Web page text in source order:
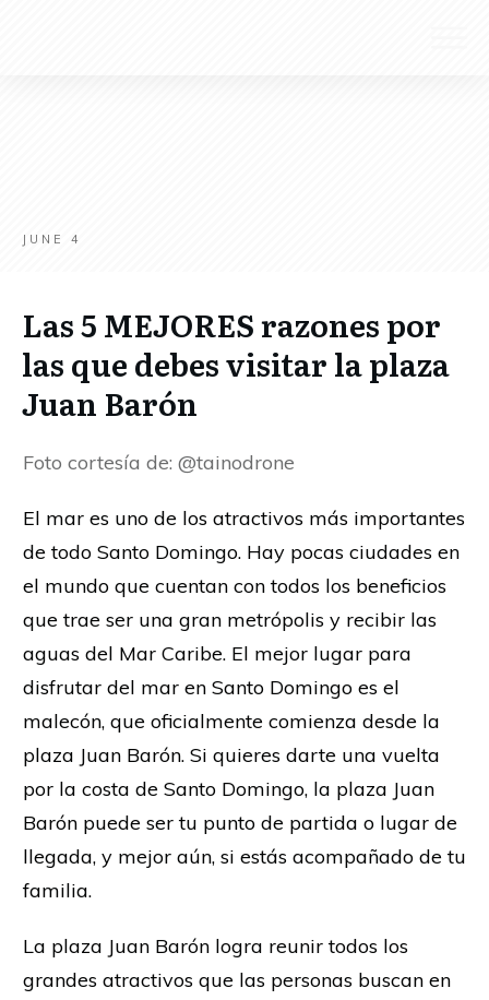
JUNE 4
Las 5 MEJORES razones por
las que debes visitar la plaza
Juan Barón
Foto cortesía de: @tainodrone
El mar es uno de los atractivos más importantes
de todo Santo Domingo. Hay pocas ciudades en
el mundo que cuentan con todos los beneficios
que trae ser una gran metrópolis y recibir las
aguas del Mar Caribe. El mejor lugar para
disfrutar del mar en Santo Domingo es el
malecón, que oficialmente comienza desde la
plaza Juan Barón. Si quieres darte una vuelta
por la costa de Santo Domingo, la plaza Juan
Barón puede ser tu punto de partida o lugar de
llegada, y mejor aún, si estás acompañado de tu
familia.
La plaza Juan Barón logra reunir todos los
grandes atractivos que las personas buscan en